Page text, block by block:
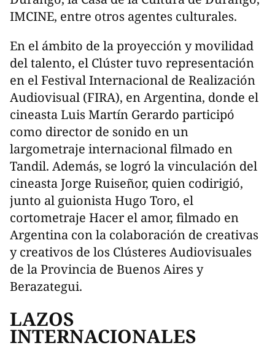
IMCINE, entre otros agentes culturales.
En el ámbito de la proyección y movilidad
del talento, el Clúster tuvo representación
en el Festival Internacional de Realización
Audiovisual (FIRA), en Argentina, donde el
cineasta Luis Martín Gerardo participó
como director de sonido en un
largometraje internacional filmado en
Tandil. Además, se logró la vinculación del
cineasta Jorge Ruiseñor, quien codirigió,
junto al guionista Hugo Toro, el
cortometraje Hacer el amor, filmado en
Argentina con la colaboración de creativas
y creativos de los Clústeres Audiovisuales
de la Provincia de Buenos Aires y
Berazategui.
LAZOS
INTERNACIONALES